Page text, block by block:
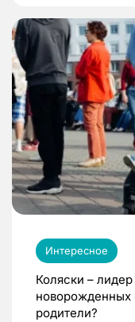
Интересное
Коляски –
новорожденных
родители?